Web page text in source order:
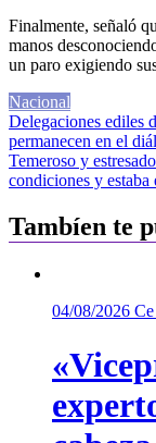
Finalmente, señaló
manos
un paro exigiendo
Nacional
Navegación
de
entradas
Delegaciones ediles
permanecen en el
Temeroso y
condiciones y estaba
Tambíen te
04/08/2026